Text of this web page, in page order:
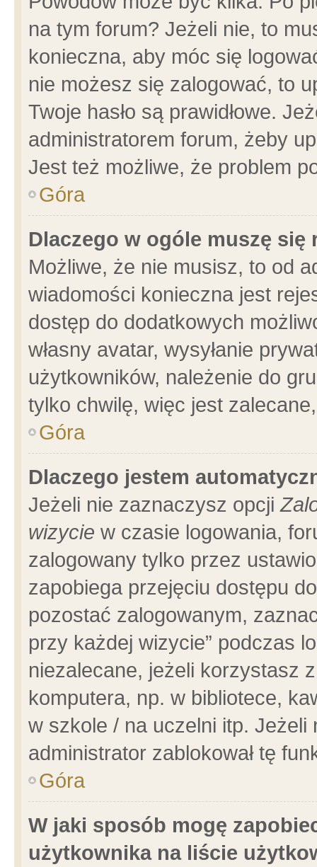
na tym forum? Jeżeli nie, to
konieczna, aby móc się
nie możesz się zalogować, to
Twoje hasło są prawidłowe.
administratorem forum, żeby
Jest też możliwe, że problem
Góra
Dlaczego w ogóle muszę się
Możliwe, że nie musisz, to od
wiadomości konieczna jest
dostęp do dodatkowych
własny avatar, wysyłanie
użytkowników, należenie do
tylko chwilę, więc jest
Góra
Dlaczego jestem
Jeżeli nie zaznaczysz opcji
wizycie w czasie logowania,
zalogowany tylko przez
zapobiega przejęciu dostępu
pozostać zalogowanym,
przy każdej wizycie” podczas
niezalecane, jeżeli korzystasz
komputera, np. w bibliotece,
w szkole / na uczelni itp.
administrator zablokował tę
Góra
W jaki sposób mogę
użytkownika na liście